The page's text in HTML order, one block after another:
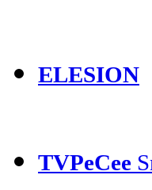
ELESION
TVPeCee